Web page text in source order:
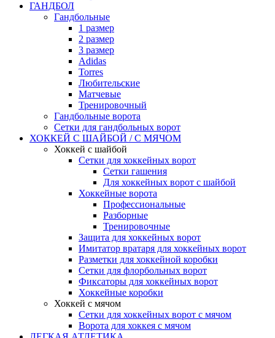
ГАНДБОЛ
Гандбольные
1 размер
2 размер
3 размер
Adidas
Torres
Любительские
Матчевые
Тренировочный
Гандбольные ворота
Сетки для гандбольных ворот
ХОККЕЙ С ШАЙБОЙ / С МЯЧОМ
Хоккей с шайбой
Сетки для хоккейных ворот
Сетки гашения
Для хоккейных ворот с шайбой
Хоккейные ворота
Профессиональные
Разборные
Тренировочные
Защита для хоккейных ворот
Имитатор вратаря для хоккейных ворот
Разметки для хоккейной коробки
Сетки для флорбольных ворот
Фиксаторы для хоккейных ворот
Хоккейные коробки
Хоккей с мячом
Сетки для хоккейных ворот с мячом
Ворота для хоккея с мячом